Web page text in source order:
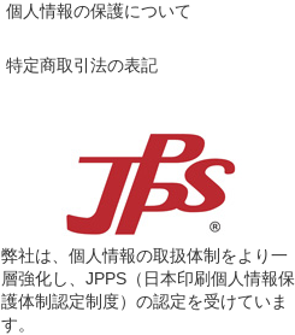
個人情報の保護について
特定商取引法の表記
弊社は、個人情報の取扱体制をより一
層強化し、JPPS（日本印刷個人情報保
護体制認定制度）の認定を受けていま
す。